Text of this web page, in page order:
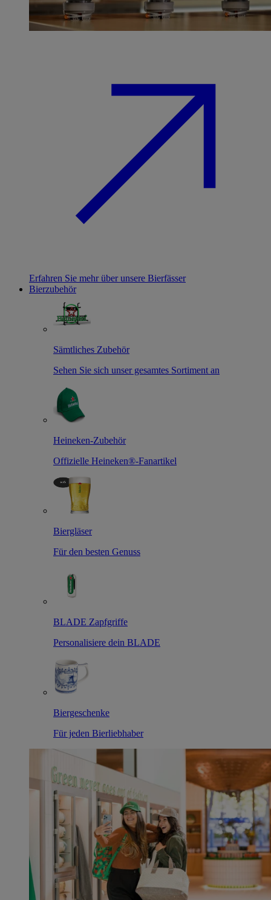
Erfahren Sie mehr über unsere Bierfässer
Bierzubehör
Sämtliches Zubehör
Sehen Sie sich unser gesamtes Sortiment an
Heineken-Zubehör
Offizielle Heineken®-Fanartikel
Biergläser
Für den besten Genuss
BLADE Zapfgriffe
Personalisiere dein BLADE
Biergeschenke
Für jeden Bierliebhaber